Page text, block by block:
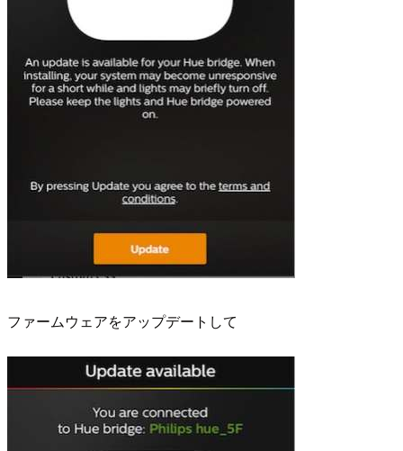
ファームウェアをアップデートして